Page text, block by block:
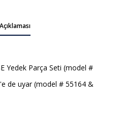
Yedek Parça Seti (model #
de uyar (model # 55164 &